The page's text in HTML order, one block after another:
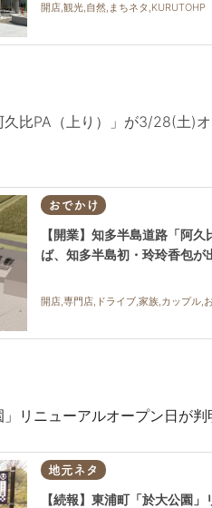
開店,観光,自然,まちネタ,KURUTOHP
久比PA（上り）」が3/28(土)
おでかけ
【開業】知多半島道路「阿
ば、知多半島初・玲玲香包が
開店,専門店,ドライブ,家族,カップル,
」リニューアルオープン日が
地元ネタ
【続報】東浦町「於大公園